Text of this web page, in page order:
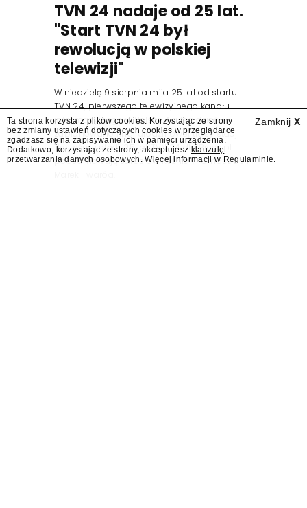
TVN 24 nadaje od 25 lat.
"Start TVN 24 był
rewolucją w polskiej
telewizji"
W niedzielę 9 sierpnia mija 25 lat od startu
TVN 24, pierwszego telewizyjnego kanału
informacyjnego w Polsce. Na ten dzień
zaplanowano finał urodzinowej trasy stacji
"Jesteśmy stąd". 25 lat TVN 24 dla Press.pl
podsumowują Jarosław Kuźniar, Tomasz Lis i
Zamknij X
Ta strona korzysta z plików cookies. Korzystając ze strony
bez zmiany ustawień dotyczących cookies w przeglądarce
zgadzasz się na zapisywanie ich w pamięci urządzenia.
Dodatkowo, korzystając ze strony, akceptujesz klauzulę
przetwarzania danych osobowych . Więcej informacji w Regulaminie.